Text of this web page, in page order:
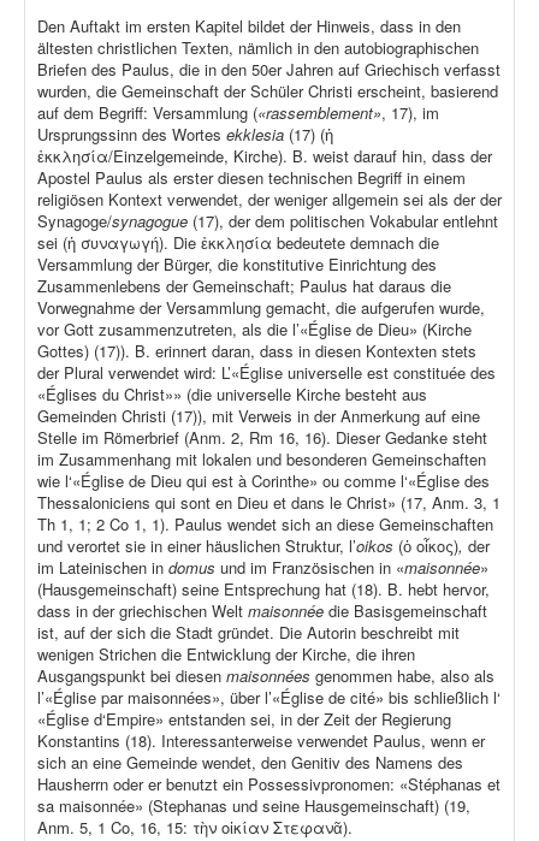
Den Auftakt im ersten Kapitel bildet der Hinweis, dass in den
ältesten christlichen Texten, nämlich in den autobiographischen
Briefen des Paulus, die in den 50er Jahren auf Griechisch verfasst
wurden, die Gemeinschaft der Schüler Christi erscheint, basierend
auf dem Begriff: Versammlung («rassemblement», 17), im
Ursprungssinn des Wortes ekklesia (17) (ἡ
ἐκκλησία/Einzelgemeinde, Kirche). B. weist darauf hin, dass der
Apostel Paulus als erster diesen technischen Begriff in einem
religiösen Kontext verwendet, der weniger allgemein sei als der der
Synagoge/synagogue (17), der dem politischen Vokabular entlehnt
sei (ἡ συναγωγή). Die ἐκκλησία bedeutete demnach die
Versammlung der Bürger, die konstitutive Einrichtung des
Zusammenlebens der Gemeinschaft; Paulus hat daraus die
Vorwegnahme der Versammlung gemacht, die aufgerufen wurde,
vor Gott zusammenzutreten, als die l’«Église de Dieu» (Kirche
Gottes) (17)). B. erinnert daran, dass in diesen Kontexten stets
der Plural verwendet wird: L’«Église universelle est constituée des
«Églises du Christ»» (die universelle Kirche besteht aus
Gemeinden Christi (17)), mit Verweis in der Anmerkung auf eine
Stelle im Römerbrief (Anm. 2, Rm 16, 16). Dieser Gedanke steht
im Zusammenhang mit lokalen und besonderen Gemeinschaften
wie l‘«Église de Dieu qui est à Corinthe» ou comme l‘«Église des
Thessaloniciens qui sont en Dieu et dans le Christ» (17, Anm. 3, 1
Th 1, 1; 2 Co 1, 1). Paulus wendet sich an diese Gemeinschaften
und verortet sie in einer häuslichen Struktur, l’oikos (ὁ οἶκος), der
im Lateinischen in domus und im Französischen in «maisonnée»
(Hausgemeinschaft) seine Entsprechung hat (18). B. hebt hervor,
dass in der griechischen Welt maisonnée die Basisgemeinschaft
ist, auf der sich die Stadt gründet. Die Autorin beschreibt mit
wenigen Strichen die Entwicklung der Kirche, die ihren
Ausgangspunkt bei diesen maisonnées genommen habe, also als
l’«Église par maisonnées», über l’«Église de cité» bis schließlich l‘
«Église d‘Empire» entstanden sei, in der Zeit der Regierung
Konstantins (18). Interessanterweise verwendet Paulus, wenn er
sich an eine Gemeinde wendet, den Genitiv des Namens des
Hausherrn oder er benutzt ein Possessivpronomen: «Stéphanas et
sa maisonnée» (Stephanas und seine Hausgemeinschaft) (19,
Anm. 5, 1 Co, 16, 15: τὴν οἰκίαν Στεφανᾶ).